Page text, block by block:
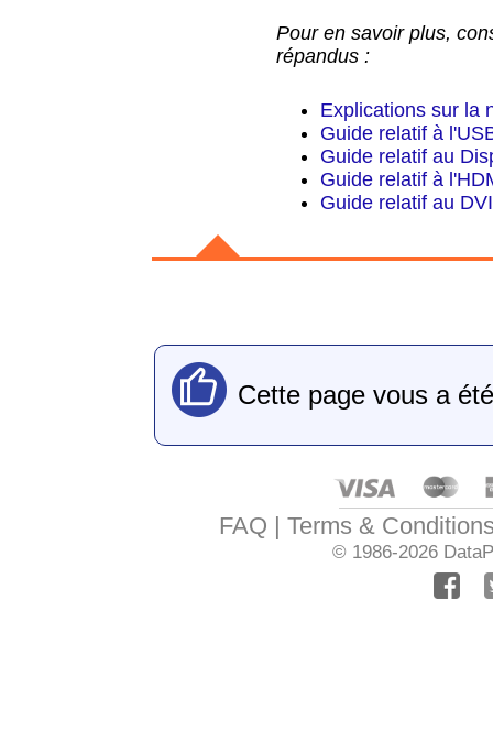
Pour en savoir plus,
répandus :
Explications sur la
Guide relatif à
Guide relatif au
Guide relatif à
Guide relatif au DVI
Cette page vous a
FAQ Terms &
© 1986-2026